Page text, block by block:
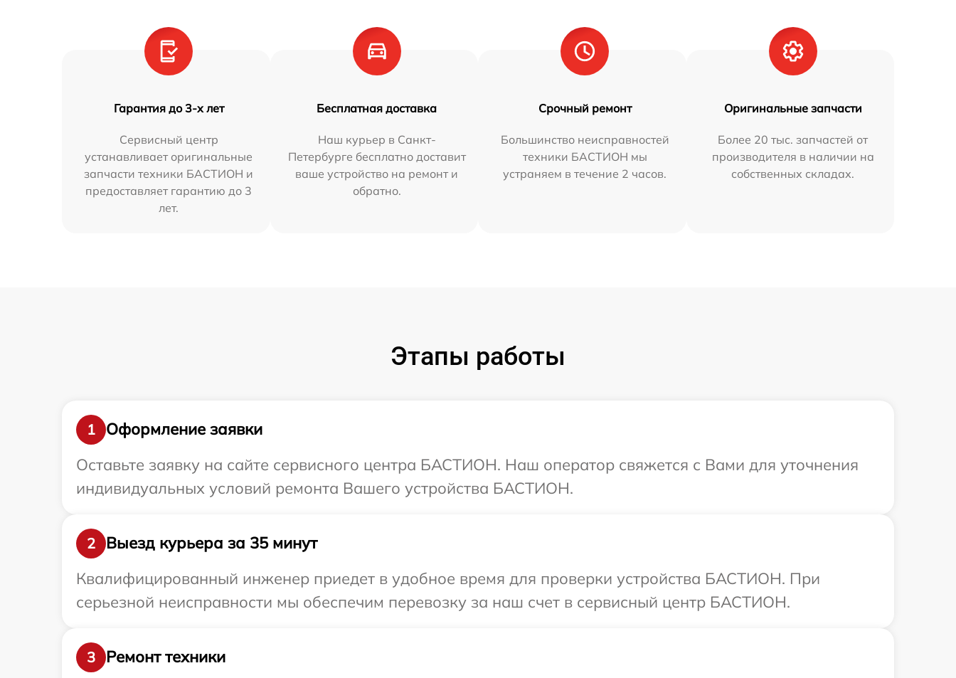
Гарантия до 3-х лет
Сервисный центр
устанавливает оригинальные
запчасти техники БАСТИОН и
предоставляет гарантию до 3
лет.
Бесплатная доставка
Наш курьер в Санкт-
Петербурге бесплатно доставит
ваше устройство на ремонт и
обратно.
Срочный ремонт
Большинство неисправностей
техники БАСТИОН мы
устраняем в течение 2 часов.
Оригинальные запчасти
Более 20 тыс. запчастей от
производителя в наличии на
собственных складах.
Этапы работы
1
Оформление заявки
Оставьте заявку на сайте сервисного центра БАСТИОН. Наш оператор свяжется с Вами для уточнения
индивидуальных условий ремонта Вашего устройства БАСТИОН.
2
Выезд курьера за 35 минут
Квалифицированный инженер приедет в удобное время для проверки устройства БАСТИОН. При
серьезной неисправности мы обеспечим перевозку за наш счет в сервисный центр БАСТИОН.
3
Ремонт техники